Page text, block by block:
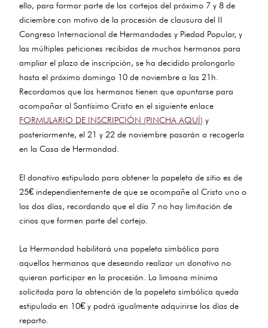
ello, para formar parte de los cortejos del próximo 7 y 8 de
diciembre con motivo de la procesión de clausura del II
Congreso Internacional de Hermandades y Piedad Popular, y
las múltiples peticiones recibidas de muchos hermanos para
ampliar el plazo de inscripción, se ha decidido prolongarlo
hasta el próximo domingo 10 de noviembre a las 21h.
Recordamos que los hermanos tienen que apuntarse para
acompañar al Santísimo Cristo en el siguiente enlace
FORMULARIO DE INSCRIPCIÓN (PINCHA AQUÍ) y
posteriormente, el 21 y 22 de noviembre pasarán a recogerla
en la Casa de Hermandad.
El donativo estipulado para obtener la papeleta de sitio es de
25€ independientemente de que se acompañe al Cristo uno o
los dos días, recordando que el día 7 no hay limitación de
cirios que formen parte del cortejo.
La Hermandad habilitará una papeleta simbólica para
aquellos hermanos que deseando realizar un donativo no
quieran participar en la procesión. La limosna mínima
solicitada para la obtención de la papeleta simbólica queda
estipulada en 10€ y podrá igualmente adquirirse los días de
reparto.